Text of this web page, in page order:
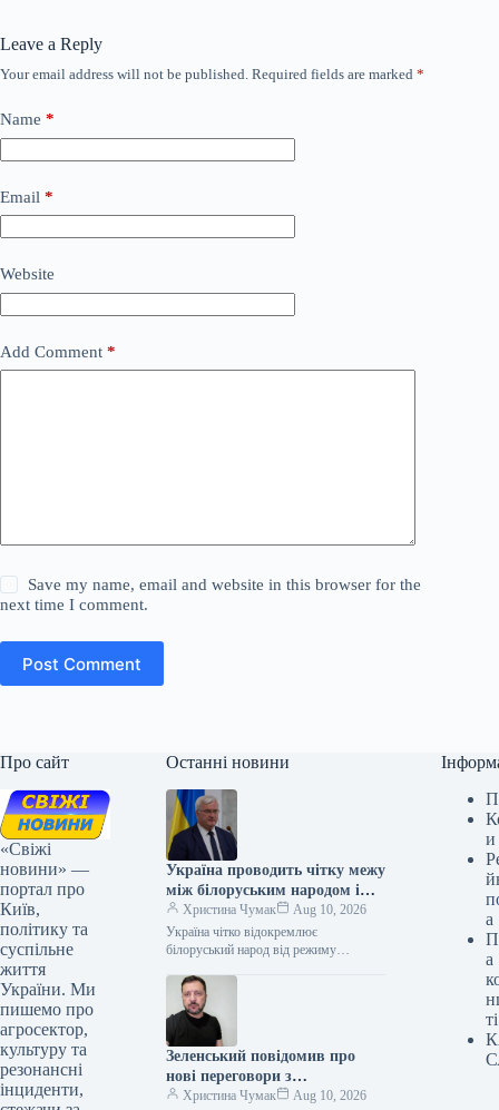
Leave a Reply
Your email address will not be published. Required fields are marked *
Name *
Email *
Website
Add Comment *
Save my name, email and website in this browser for the
next time I comment.
Post Comment
Про сайт
«Свіжі
новини» —
портал про
Київ,
політику та
суспільне
життя
України. Ми
пишемо про
агросектор,
культуру та
резонансні
інциденти,
Останні новини
Україна проводить чітку межу
між білоруським народом і
владою Лукашенка – Сибіга
Христина Чумак
Aug 10, 2026
Україна чітко відокремлює
білоруський народ від режиму
Укрінформ Очільник МЗС України
Андрій Сибіга у заяві…
Зеленський повідомив про
нові переговори з
посередниками щодо пакетів
Христина Чумак Aug 10, 2026
и
а
а
ті